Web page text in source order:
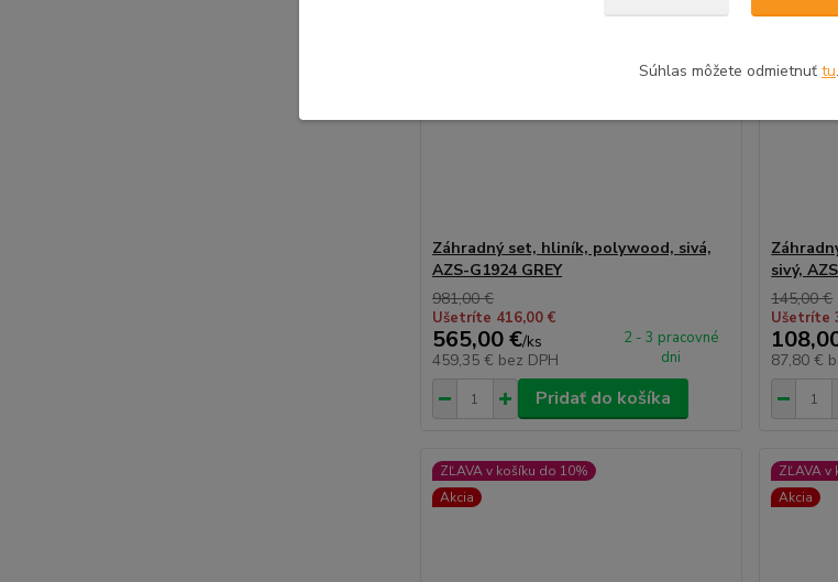
Záhradný set, hliník, polywood, sivá,
AZS-G1924 GREY
981,00 €
Ušetríte 416,00 €
565,00 €/ks
459,35 € bez DPH
2 - 3 pracovné
dni
Pridať do košíka
sivý,
145,00 €
Ušetríte
87,80 €
ZĽAVA v košíku do 10%
Akcia
ZĽAVA v
Akcia
Súhlas môžete odmietnuť tu.